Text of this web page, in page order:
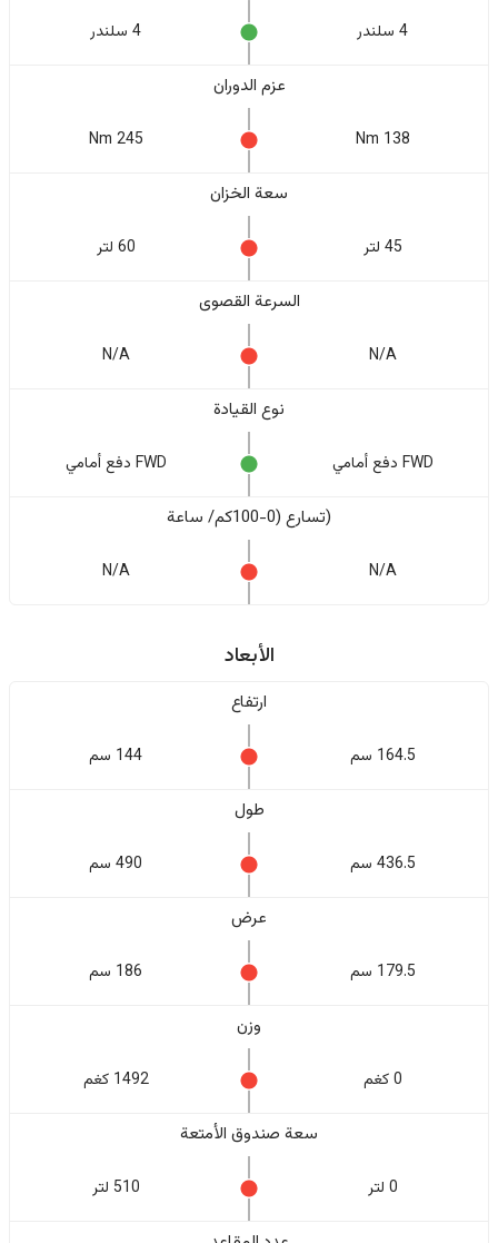
4 سلندر 4 سلندر
عزم الدوران
138 Nm
245 Nm
سعة الخزان
45 لتر 60 لتر
السرعة القصوى
N/A
N/A
نوع القيادة
FWD دفع أمامي FWD دفع أمامي
(تسارع (0-100كم/ ساعة
N/A
N/A
الأبعاد
ارتفاع
164.5 سم 144 سم
طول
436.5 سم 490 سم
عرض
179.5 سم 186 سم
وزن
0 كغم 1492 كغم
سعة صندوق الأمتعة
0 لتر 510 لتر